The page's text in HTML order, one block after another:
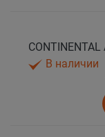
В наличии